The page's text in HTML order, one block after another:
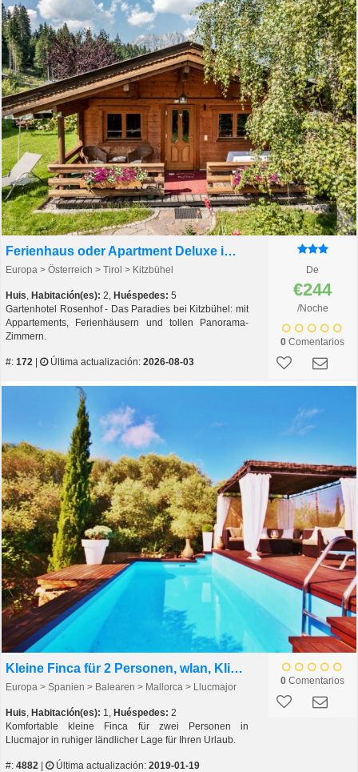
Ferienhaus oder Apartment Deluxe im Gartenhotel Rosenhof
Europa > Österreich > Tirol > Kitzbühel
Huis, Habitación(es): 2, Huéspedes: 5
Gartenhotel Rosenhof - Das Paradies bei Kitzbühel: mit
Appartements, Ferienhäusern und tollen Panorama-
Zimmern.
#: 172 Última actualización: 2026-08-03
De
€244
/Noche
0 Comentarios
Kleine Finca für 2 Personen, wlan, Klima, pool
Europa > Spanien > Balearen > Mallorca > Llucmajor
Huis, Habitación(es): 1, Huéspedes: 2
Komfortable kleine Finca für zwei Personen in
Llucmajor in ruhiger ländlicher Lage für Ihren Urlaub.
#: 4882 Última actualización: 2019-01-19
0 Comentarios